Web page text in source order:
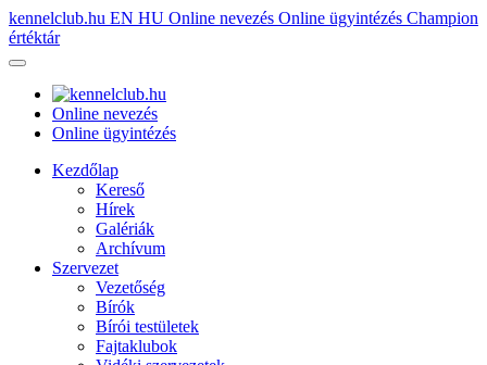
kennelclub.hu EN HU Online nevezés Online ügyintézés Champion
értéktár
Online nevezés
Online ügyintézés
Kezdőlap
Kereső
Hírek
Galériák
Archívum
Szervezet
Vezetőség
Bírók
Bírói testületek
Fajtaklubok